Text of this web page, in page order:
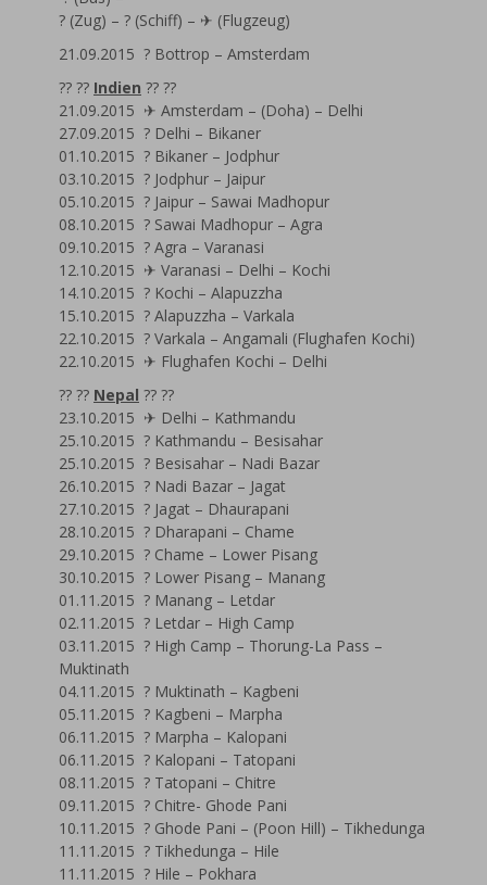
? (Zug) – ? (Schiff) – ✈ (Flugzeug)
21.09.2015 ? Bottrop – Amsterdam
?? ?? Indien ?? ??
21.09.2015 ✈ Amsterdam – (Doha) – Delhi
27.09.2015 ? Delhi – Bikaner
01.10.2015 ? Bikaner – Jodphur
03.10.2015 ? Jodphur – Jaipur
05.10.2015 ? Jaipur – Sawai Madhopur
08.10.2015 ? Sawai Madhopur – Agra
09.10.2015 ? Agra – Varanasi
12.10.2015 ✈ Varanasi – Delhi – Kochi
14.10.2015 ? Kochi – Alapuzzha
15.10.2015 ? Alapuzzha – Varkala
22.10.2015 ? Varkala – Angamali (Flughafen Kochi)
22.10.2015 ✈ Flughafen Kochi – Delhi
?? ?? Nepal ?? ??
23.10.2015 ✈ Delhi – Kathmandu
25.10.2015 ? Kathmandu – Besisahar
25.10.2015 ? Besisahar – Nadi Bazar
26.10.2015 ? Nadi Bazar – Jagat
27.10.2015 ? Jagat – Dhaurapani
28.10.2015 ? Dharapani – Chame
29.10.2015 ? Chame – Lower Pisang
30.10.2015 ? Lower Pisang – Manang
01.11.2015 ? Manang – Letdar
02.11.2015 ? Letdar – High Camp
03.11.2015 ? High Camp – Thorung-La Pass –
Muktinath
04.11.2015 ? Muktinath – Kagbeni
05.11.2015 ? Kagbeni – Marpha
06.11.2015 ? Marpha – Kalopani
06.11.2015 ? Kalopani – Tatopani
08.11.2015 ? Tatopani – Chitre
09.11.2015 ? Chitre- Ghode Pani
10.11.2015 ? Ghode Pani – (Poon Hill) – Tikhedunga
11.11.2015 ? Tikhedunga – Hile
11.11.2015 ? Hile – Pokhara